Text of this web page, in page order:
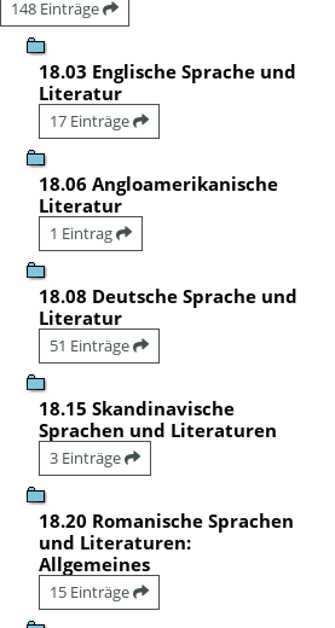
148 Einträge
18.03 Englische Sprache und
Literatur
17 Einträge
18.06 Angloamerikanische
Literatur
1 Eintrag
18.08 Deutsche Sprache und
Literatur
51 Einträge
18.15 Skandinavische
Sprachen und Literaturen
3 Einträge
18.20 Romanische Sprachen
und Literaturen:
Allgemeines
15 Einträge